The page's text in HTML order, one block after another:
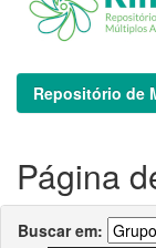
Repositório de
Página
Buscar em: